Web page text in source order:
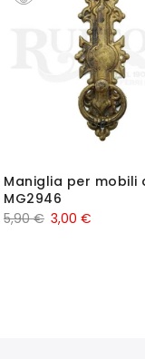
Maniglia per mobili
MG2946
5,90€ 3,00 €